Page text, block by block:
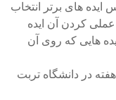
های برتر انتخاب
کردن آن ایده
هایی که روی آن
در دانشگاه تربت